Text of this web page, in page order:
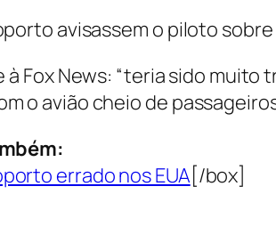
avisassem o piloto
Fox News: “teria sido
o avião cheio de
errado nos EUA[/box]